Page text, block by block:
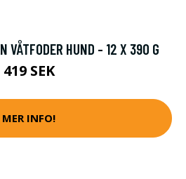
VÅTFODER HUND - 12 X 390 G
419 SEK
MER INFO!